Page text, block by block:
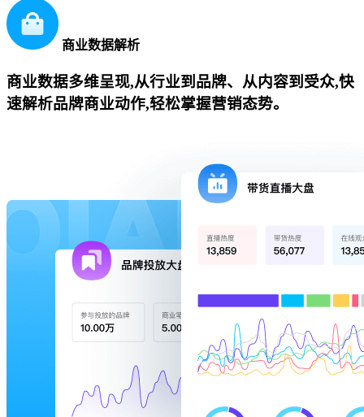
商业数据解析
商业数据多维呈现,从行业到品牌、从内容到受众,快
速解析品牌商业动作,轻松掌握营销态势。